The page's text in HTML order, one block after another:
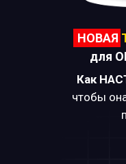
Как
чтобы
НОВАЯ
для